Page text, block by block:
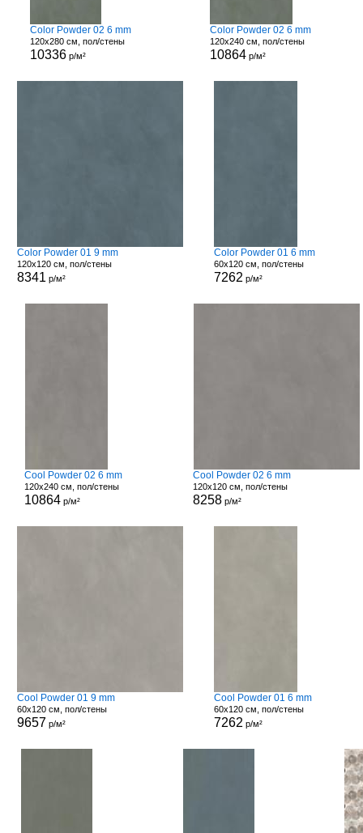
Color Powder 02 6 mm
120x280 см, пол/стены
10336 р/м²
Color Powder 02 6 mm
120x240 см, пол/стены
10864 р/м²
Color Powder 01 9 mm
120x120 см, пол/стены
8341 р/м²
Color Powder 01 6 mm
60x120 см, пол/стены
7262 р/м²
Cool Powder 02 6 mm
120x240 см, пол/стены
10864 р/м²
Cool Powder 02 6 mm
120x120 см, пол/стены
8258 р/м²
Cool Powder 01 9 mm
60x120 см, пол/стены
9657 р/м²
Cool Powder 01 6 mm
60x120 см, пол/стены
7262 р/м²